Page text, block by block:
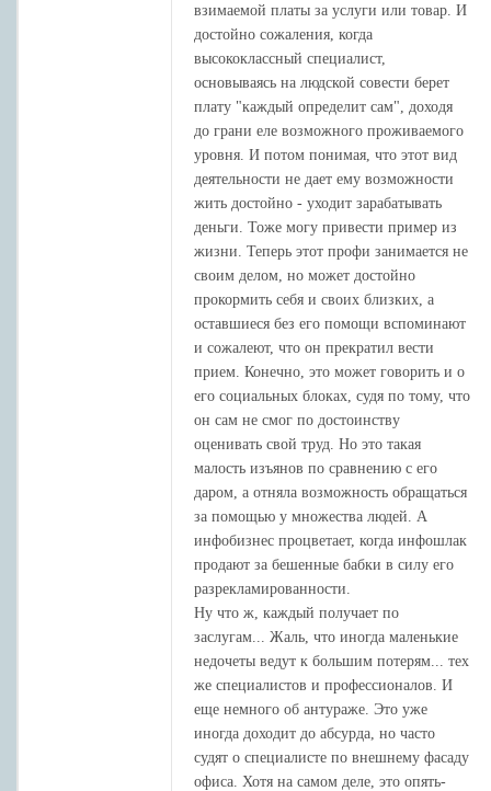
взимаемой платы за услуги или товар. И
достойно сожаления, когда
высококлассный специалист,
основываясь на людской совести берет
плату "каждый определит сам", доходя
до грани еле возможного проживаемого
уровня. И потом понимая, что этот вид
деятельности не дает ему возможности
жить достойно - уходит зарабатывать
деньги. Тоже могу привести пример из
жизни. Теперь этот профи занимается не
своим делом, но может достойно
прокормить себя и своих близких, а
оставшиеся без его помощи вспоминают
и сожалеют, что он прекратил вести
прием. Конечно, это может говорить и о
его социальных блоках, судя по тому, что
он сам не смог по достоинству
оценивать свой труд. Но это такая
малость изъянов по сравнению с его
даром, а отняла возможность обращаться
за помощью у множества людей. А
инфобизнес процветает, когда инфошлак
продают за бешенные бабки в силу его
разрекламированности.
Ну что ж, каждый получает по
заслугам... Жаль, что иногда маленькие
недочеты ведут к большим потерям... тех
же специалистов и профессионалов. И
еще немного об антураже. Это уже
иногда доходит до абсурда, но часто
судят о специалисте по внешнему фасаду
офиса. Хотя на самом деле, это опять-